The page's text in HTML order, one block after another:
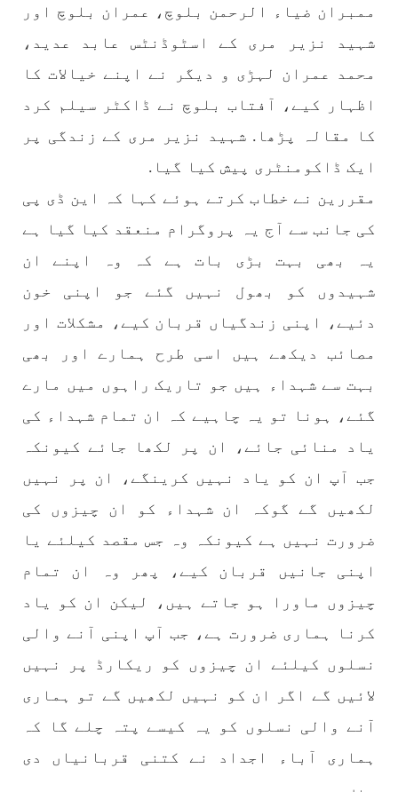
1773 VIEWS مئی 30, 2023
جنگ کی جدلیات – مہر جان
کو خدا حافظ کہا جاۓ اور بزدلی کو دفن کیا جاۓ ،
عام اسی لیے ہے کہ “تشکیل
مضامین
1868 VIEWS مئی 31, 2023
اور کہانی ختم ہوتی ہے – گہور مینگل
نفسیاتی جنگ ایک آزمودہ اور کارآمد ہتھیار
شکست و ریخت کے لیے یہی حکمتِ عملی اپنائے
مضامین
1981 VIEWS جون 2, 2023
نوجوانوں کی سیاسی شراکت داری کی اہمیت اور
جالب بلوچ
تحریر،سلیم جالب بلوچ سابق ممبر سینٹرل کمیٹی
سے پائے تکیمل تک پہنچانے کے لئے توانائی،و
تجربہ کے ملاپ سے انکار ناممکن یے ۔تجربہ تربیت
SHARE
ممبران ضیاء الرحمن بلوچ، عمران بلوچ اور
شہید نزیر مری کے اسٹوڈنٹس عابد عدید،
محمد عمران لہڑی و دیگر نے اپنے خیالات کا
اظہار کیے، آفتاب بلوچ نے ڈاکٹر سیلم کرد
کا مقالہ پڑھا. شہید نزیر مری کے زندگی پر
ایک ڈاکومنٹری پیش کیا گیا.
مقررین نے خطاب کرتے ہوئے کہا کہ این ڈی پی
کی جانب سے آج یہ پروگرام منعقد کیا گیا ہے
یہ بھی بہت بڑی بات ہے کہ وہ اپنے ان
شہیدوں کو بھول نہیں گئے جو اپنی خون
دئیے، اپنی زندگیاں قربان کیے، مشکلات اور
مصائب دیکھے ہیں اسی طرح ہمارے اور بھی
بہت سے شہداء ہیں جو تاریک راہوں میں مارے
گئے، ہونا تو یہ چاہیے کہ ان تمام شہداء کی
یاد منائی جائے، ان پر لکھا جائے کیونکہ
جب آپ ان کو یاد نہیں کرینگے، ان پر نہیں
لکھیں گے گوکہ ان شہداء کو ان چیزوں کی
ضرورت نہیں ہے کیونکہ وہ جس مقصد کیلئے یا
اپنی جانیں قربان کیے، پھر وہ ان تمام
چیزوں ماورا ہو جاتے ہیں، لیکن ان کو یاد
کرنا ہماری ضرورت ہے، جب آپ اپنی آنے والی
نسلوں کیلئے ان چیزوں کو ریکارڈ پر نہیں
لائیں گے اگر ان کو نہیں لکھیں گے تو ہماری
آنے والی نسلوں کو یہ کیسے پتہ چلے گا کہ
ہماری آباء اجداد نے کتنی قربانیاں دی
ہیں.